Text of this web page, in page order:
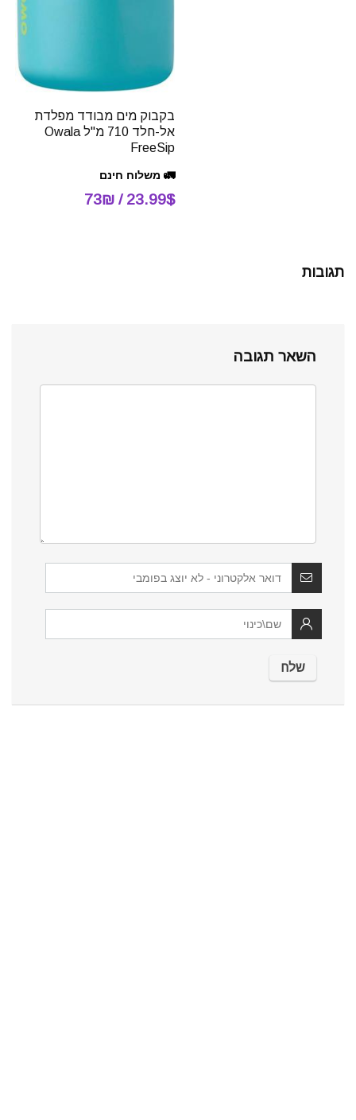
בקבוק מים מבודד מפלדת
אל-חלד 710 מ"ל Owala
FreeSip
🚛 משלוח חינם
23.99$ / 73₪
תגובות
השאר תגובה